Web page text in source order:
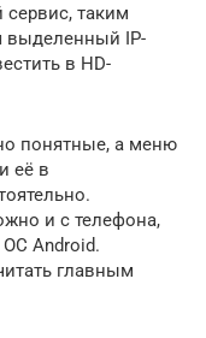
таким
выделенный IP-
в HD-
понятные, а меню
её в
и с телефона,
ОС Android.
главным